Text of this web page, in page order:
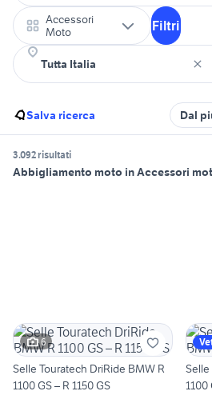
Accessori
Moto
Filtri
Salva ricerca Dal
3.092 risultati
Abbigliamento moto in Accessori
6
Selle Touratech DriRide BMW R
1100 GS – R 1150 GS
Selle
1100